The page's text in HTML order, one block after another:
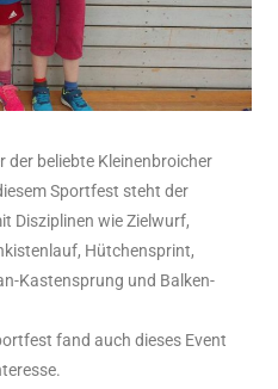
der beliebte Kleinenbroicher
Sportfest steht der
Disziplinen wie Zielwurf,
Hütchensprint,
Kastensprung und Balken-
fand auch dieses Event